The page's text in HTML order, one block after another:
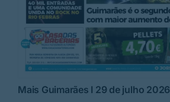
Mais Guimarães I 29 de julho 2026